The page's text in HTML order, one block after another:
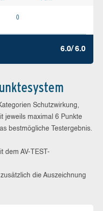
0
6.0/ 6.0
Schutzwirkung,
jeweils maximal 6 Punkte
bestmögliche Testergebnis.
dem AV-TEST-
die Auszeichnung